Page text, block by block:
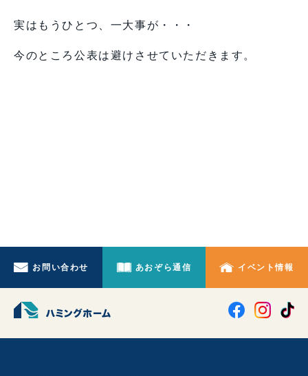
実はもうひとつ、一大事が・・・
今のところ公表は避けさせていただきます。
お問い合わせ あおぞら通信 イベント情報